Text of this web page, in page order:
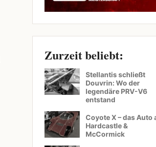
Zurzeit beliebt:
Stellantis schließt
Douvrin: Wo der
legendäre PRV-V6
entstand
Coyote X – das Auto
Hardcastle &
McCormick